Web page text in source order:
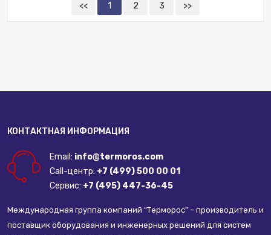
<< 1 2 3 >>
КОНТАКТНАЯ ИНФОРМАЦИЯ
Email: info@termoros.com
Call-центр: +7 (499) 500 00 01
Сервис: +7 (495) 447-36-45
Международная группа компаний “Терморос” – производитель и
поставщик оборудования и инженерных решений для систем